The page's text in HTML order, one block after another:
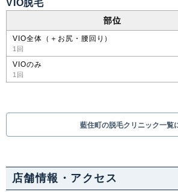
VIO脱毛
部位
VIO全体（＋お尻・腰回り）
1回
VIOのみ
1回
藍住町の脱毛クリニック一覧
店舗情報・アクセス